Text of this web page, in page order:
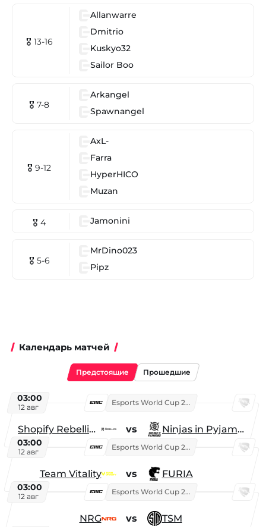
🎖 13-16
Allanwarre
Dmitrio
Kuskyo32
Sailor Boo
🎖 7-8
Arkangel
Spawnangel
🎖 9-12
AxL-
Farra
HyperHICO
Muzan
🎖 4 Jamonini
🎖 5-6
MrDino023
Pipz
Календарь матчей
Предстоящие Прошедшие
03:00
12 авг
Esports World Cup 2026
Shopify Rebellion vs Ninjas in Pyjamas
03:00
12 авг
Esports World Cup 2026
Team Vitality vs FURIA
03:00
12 авг
Esports World Cup 2026
NRG vs TSM